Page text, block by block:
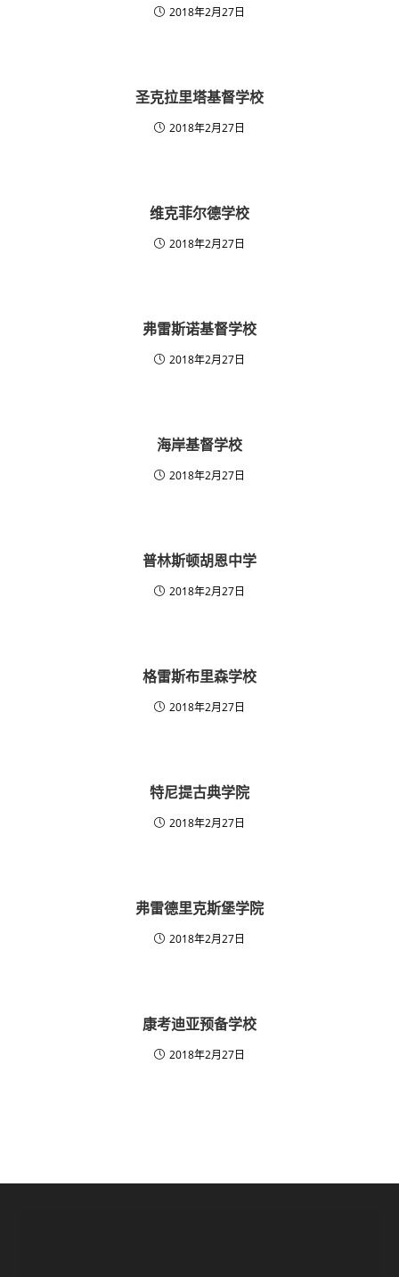
2018年2月27日
圣克拉里塔基督学校
2018年2月27日
维克菲尔德学校
2018年2月27日
弗雷斯诺基督学校
2018年2月27日
海岸基督学校
2018年2月27日
普林斯顿胡恩中学
2018年2月27日
格雷斯布里森学校
2018年2月27日
特尼提古典学院
2018年2月27日
弗雷德里克斯堡学院
2018年2月27日
康考迪亚预备学校
2018年2月27日